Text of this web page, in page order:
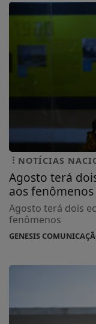
NOTÍCIAS
Agosto terá
aos fenômenos
Agosto terá dois
fenômenos
GENESIS